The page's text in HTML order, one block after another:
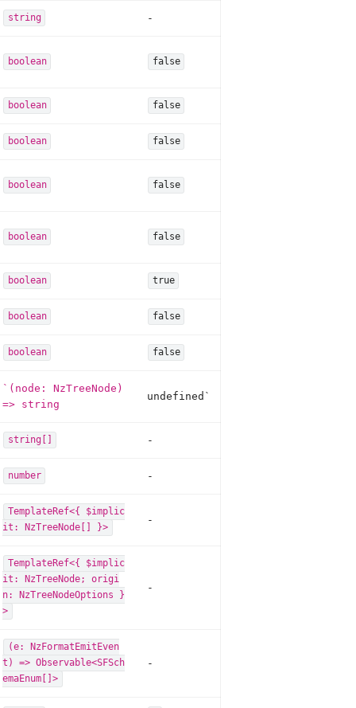
string -
boolean false
boolean false
boolean false
boolean false
boolean false
boolean true
boolean false
boolean false
`(node: NzTreeNode)
=> string
undefined`
string[] -
number -
TemplateRef<{ $implic
it: NzTreeNode[] }>
-
TemplateRef<{ $implic
it: NzTreeNode; origi
n: NzTreeNodeOptions }
>
-
(e: NzFormatEmitEven
t) => Observable<SFSch
emaEnum[]>
-